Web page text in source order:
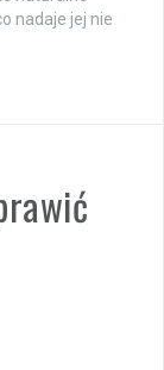
nadaje jej nie